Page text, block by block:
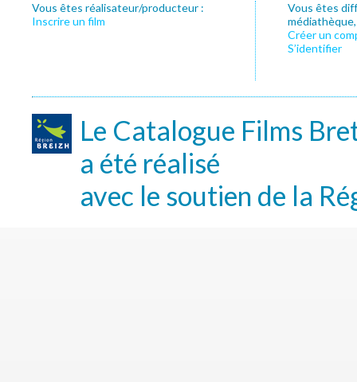
Vous êtes réalisateur/producteur :
Inscrire un film
Vous êtes
Créer un
S’identifier
Le Catalogue Films
a été réalisé
avec le soutien de la